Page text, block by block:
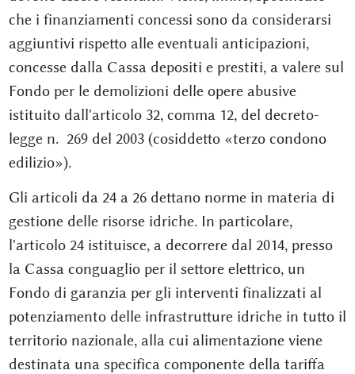
che i finanziamenti concessi sono da considerarsi
aggiuntivi rispetto alle eventuali anticipazioni,
concesse dalla Cassa depositi e prestiti, a valere sul
Fondo per le demolizioni delle opere abusive
istituito dall'articolo 32, comma 12, del decreto-
legge n. 269 del 2003 (cosiddetto «terzo condono
edilizio»).
Gli articoli da 24 a 26 dettano norme in materia di
gestione delle risorse idriche. In particolare,
l'articolo 24 istituisce, a decorrere dal 2014, presso
la Cassa conguaglio per il settore elettrico, un
Fondo di garanzia per gli interventi finalizzati al
potenziamento delle infrastrutture idriche in tutto il
territorio nazionale, alla cui alimentazione viene
destinata una specifica componente della tariffa